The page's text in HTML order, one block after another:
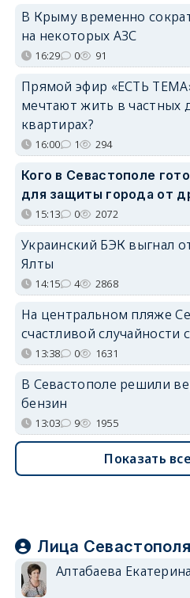
В Крыму временно
на некоторых АЗС
16:29 0 91
Прямой эфир «ЕСТЬ
мечтают жить в частных
квартирах?
16:00 1 294
Кого в Севастополе
для защиты города от
15:13 0 2072
Украинский БЭК выгнал
Ялты
14:15 4 2868
На центральном пляже
счастливой
13:38 0 1631
В Севастополе решили
бензин
13:03 9 1955
Показать
Лица Севастополя
Алтабаева